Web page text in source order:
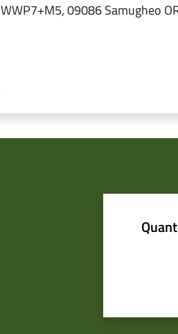
WWP7+M5, 09086 Samugheo